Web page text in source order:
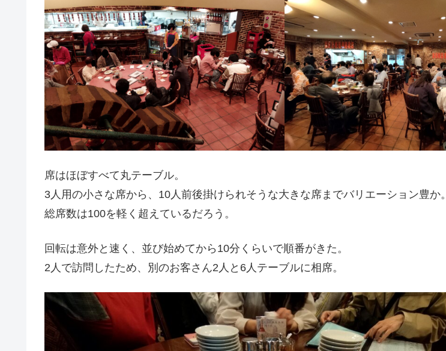
席はほぼすべて丸テーブル。
3人用の小さな席から、10人前後掛けられそうな大きな席までバリエーション豊か。
総席数は100を軽く超えているだろう。
回転は意外と速く、並び始めてから10分くらいで順番がきた。
2人で訪問したため、別のお客さん2人と6人テーブルに相席。